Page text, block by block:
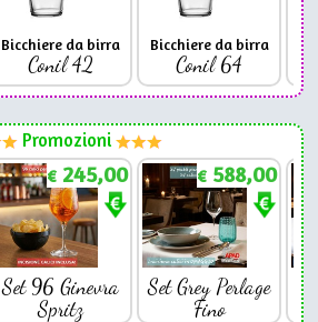
Bicchiere da birra
Conil 42
Bicchiere da birra
Conil 64
Promozioni
€ 245,00
Set 96 Ginevra
Spritz
€ 588,00
Set Grey Perlage
Fino